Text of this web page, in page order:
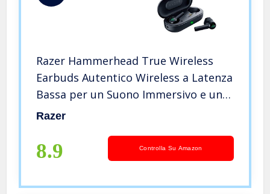
Razer Hammerhead True Wireless
Earbuds Autentico Wireless a Latenza
Bassa per un Suono Immersivo e un
Vero Beneficio di Gioco, Design
mm, Bluetooth 5.0, Nero
Razer
8.9 Controlla Su Amazon